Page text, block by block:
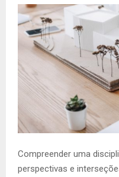
Compreender uma
perspectivas e